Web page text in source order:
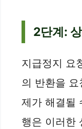
2단계:
지급정지 요
의 반환을
제가 해결될
행은 이러한